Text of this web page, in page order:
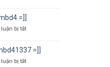
=]]
bị tắtở
hero
is
l4mbd4
=]]
bị tắtở